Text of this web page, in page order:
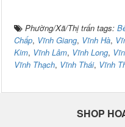
Phường/Xã/Thị trấn tags:
Chấp, Vĩnh Giang, Vĩnh Hà,
Kim, Vĩnh Lâm, Vĩnh Long,
Vĩnh Thạch, Vĩnh Thái, Vĩnh
SHOP